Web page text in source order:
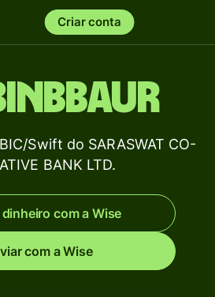
Criar conta
Swift do SARASWAT CO-
BANK LTD.
dinheiro com a Wise
com a Wise